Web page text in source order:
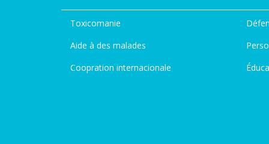
Toxicomanie
Aide à des malades
Coopration internacionale